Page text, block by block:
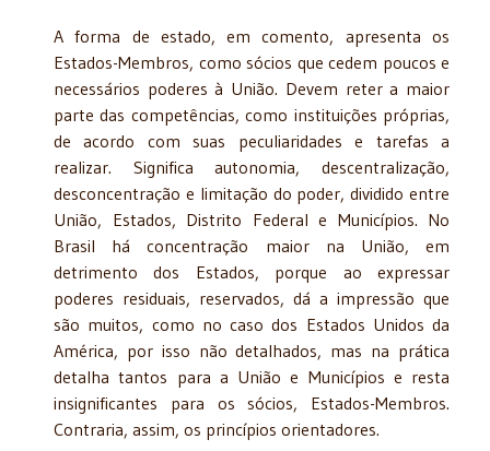
A forma de estado, em comento, apresenta os
Estados-Membros, como sócios que cedem poucos e
necessários poderes à União. Devem reter a maior
parte das competências, como instituições próprias,
de acordo com suas peculiaridades e tarefas a
realizar. Significa autonomia, descentralização,
desconcentração e limitação do poder, dividido entre
União, Estados, Distrito Federal e Municípios. No
Brasil há concentração maior na União, em
detrimento dos Estados, porque ao expressar
poderes residuais, reservados, dá a impressão que
são muitos, como no caso dos Estados Unidos da
América, por isso não detalhados, mas na prática
detalha tantos para a União e Municípios e resta
insignificantes para os sócios, Estados-Membros.
Contraria, assim, os princípios orientadores.